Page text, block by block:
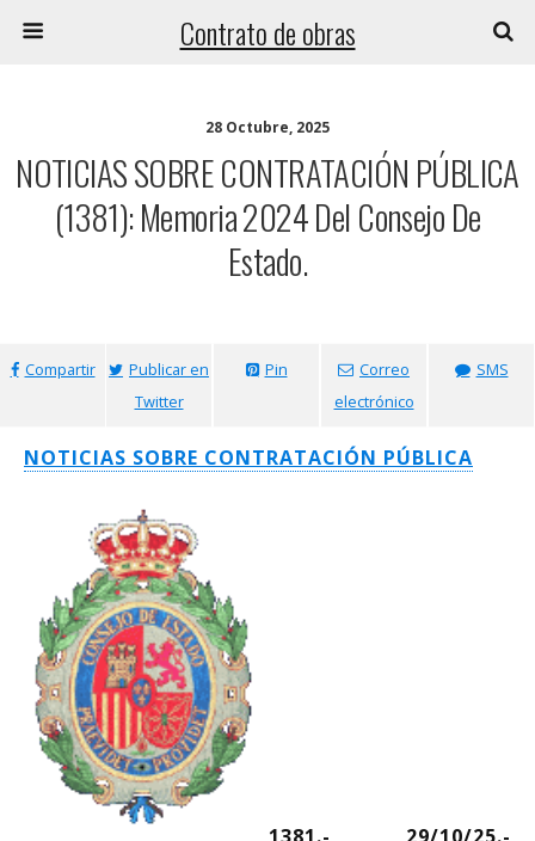
Contrato de obras
28 Octubre, 2025
NOTICIAS SOBRE CONTRATACIÓN PÚBLICA
(1381): Memoria 2024 Del Consejo De
Estado.
Compartir
Publicar en
Twitter
Pin
Correo
electrónico
SMS
NOTICIAS SOBRE CONTRATACIÓN PÚBLICA